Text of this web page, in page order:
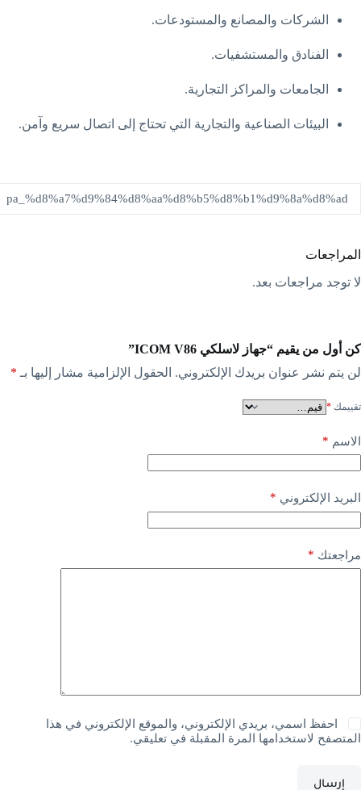
الشركات والمصانع والمستودعات.
الفنادق والمستشفيات.
الجامعات والمراكز التجارية.
البيئات الصناعية والتجارية التي تحتاج إلى اتصال سريع وآمن.
pa_%d8%a7%d9%84%d8%aa%d8%b5%d8%b1%d9%8a%d8%ad
المراجعات
لا توجد مراجعات بعد.
كن أول من يقيم “جهاز لاسلكي ICOM V86”
لن يتم نشر عنوان بريدك الإلكتروني. الحقول الإلزامية مشار إليها بـ *
تقييمك *
الاسم *
البريد الإلكتروني *
مراجعتك *
احفظ اسمي، بريدي الإلكتروني، والموقع الإلكتروني في هذا
المتصفح لاستخدامها المرة المقبلة في تعليقي.
إرسال